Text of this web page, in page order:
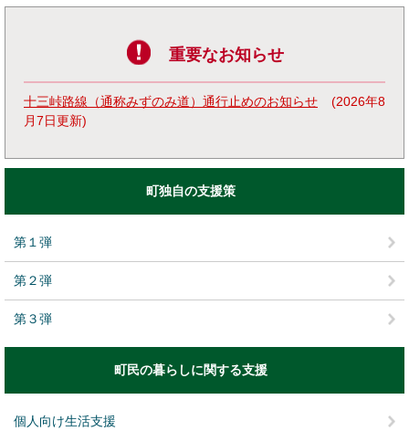
重要なお知らせ
十三峠路線（通称みずのみ道）通行止めのお知らせ
2026年8
月7日更新
町独自の支援策
第１弾
第２弾
第３弾
町民の暮らしに関する支援
個人向け生活支援